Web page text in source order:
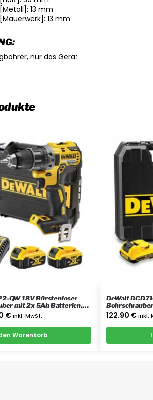
13 mm
13 mm
nur das Gerät
QW 18V Bürstenloser
mit 2x 5Ah Batterien,
€ inkl. MwSt.
Warenkorb
DeWalt
Koffer
122.90 € inkl.